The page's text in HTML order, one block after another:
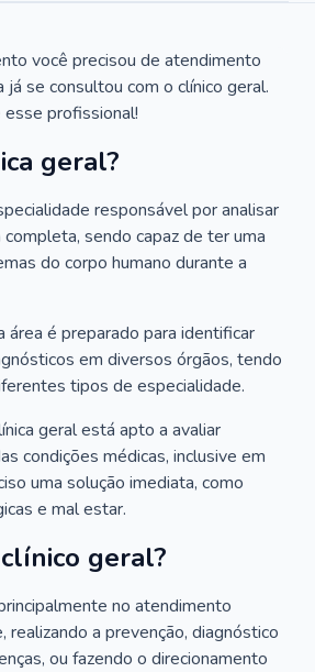
você precisou de atendimento
já se consultou com o clínico geral.
esse profissional!
geral?
responsável por analisar
sendo capaz de ter uma
do corpo humano durante a
área é preparado para identificar
em diversos órgãos, tendo
tipos de especialidade.
geral está apto a avaliar
condições médicas, inclusive em
uma solução imediata, como
e mal estar.
geral?
no atendimento
realizando a prevenção, diagnóstico
ou fazendo o direcionamento